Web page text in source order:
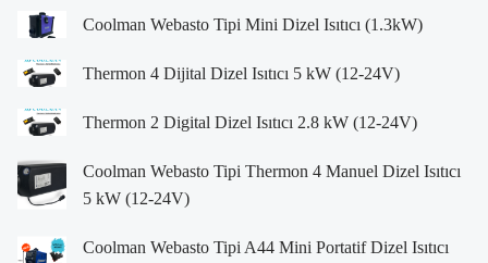
Coolman Webasto Tipi Mini Dizel Isıtıcı (1.3kW)
Thermon 4 Dijital Dizel Isıtıcı 5 kW (12-24V)
Thermon 2 Digital Dizel Isıtıcı 2.8 kW (12-24V)
Coolman Webasto Tipi Thermon 4 Manuel Dizel Isıtıcı
5 kW (12-24V)
Coolman Webasto Tipi A44 Mini Portatif Dizel Isıtıcı